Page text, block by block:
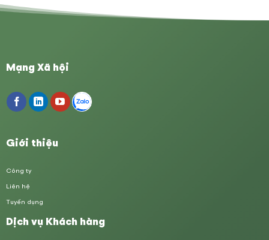
Mạng Xã hội
Giới thiệu
Công ty
Liên hệ
Tuyển dụng
Dịch vụ Khách hàng